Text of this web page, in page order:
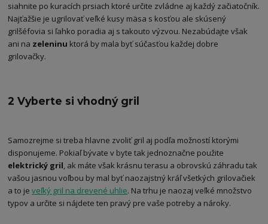
siahnite po kuracích prsiach ktoré určite zvládne aj každý začiatočník.
Najťažšie je ugrilovať veľké kusy mäsa s kosťou ale skúsený
grilšéfovia si ľahko poradia aj s takouto výzvou. Nezabúdajte však
ani na zeleninu ktorá by mala byť súčasťou každej dobre
grilovačky.
2 Vyberte si vhodný gril
Samozrejme si treba hlavne zvoliť gril aj podľa možností ktorými
disponujeme. Pokiaľ bývate v byte tak jednoznačne použite
elektrický gril, ak máte však krásnu terasu a obrovskú záhradu tak
vašou jasnou voľbou by mal byť naozajstný kráľ všetkých grilovačiek
a to jeveľký gril na drevené uhlie. Na trhu je naozaj veľké množstvo
typov a určite si nájdete ten pravý pre vaše potreby a nároky.